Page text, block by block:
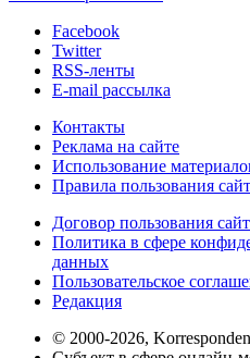
Facebook
Twitter
RSS-ленты
E-mail рассылка
Контакты
Реклама на сайте
Использование
Правила пользования
Договор пользования
Политика в сфере
данных
Пользовательское
Редакция
© 2000-2026,